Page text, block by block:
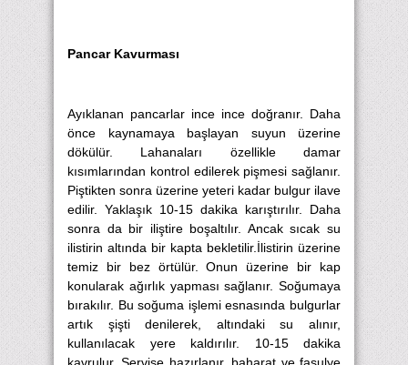
Pancar Kavurması
Ayıklanan pancarlar ince ince doğranır. Daha
önce kaynamaya başlayan suyun üzerine
dökülür. Lahanaları özellikle damar
kısımlarından kontrol edilerek pişmesi sağlanır.
Piştikten sonra üzerine yeteri kadar bulgur ilave
edilir. Yaklaşık 10-15 dakika karıştırılır. Daha
sonra da bir iliştire boşaltılır. Ancak sıcak su
ilistirin altında bir kapta bekletilir.İlistirin üzerine
temiz bir bez örtülür. Onun üzerine bir kap
konularak ağırlık yapması sağlanır. Soğumaya
bırakılır. Bu soğuma işlemi esnasında bulgurlar
artık şişti denilerek, altındaki su alınır,
kullanılacak yere kaldırılır. 10-15 dakika